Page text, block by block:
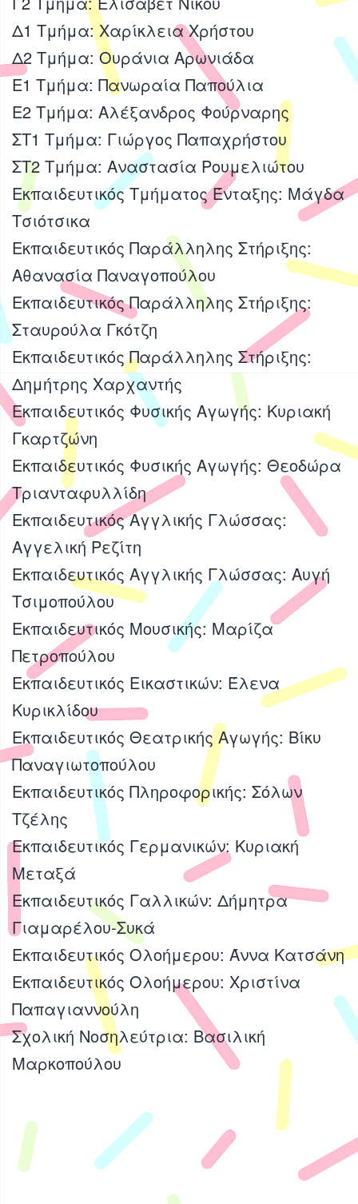
Δ1 Τμήμα: Χαρίκλεια Χρήστου
Δ2 Τμήμα: Ουράνια Αρωνιάδα
Ε1 Τμήμα: Πανωραία Παπούλια
Ε2 Τμήμα: Αλέξανδρος Φούρναρης
ΣΤ1 Τμήμα: Γιώργος Παπαχρήστου
ΣΤ2 Τμήμα: Αναστασία Ρουμελιώτου
Εκπαιδευτικός Τμήματος Ένταξης: Μάγδα
Τσιότσικα
Εκπαιδευτικός Παράλληλης Στήριξης:
Αθανασία Παναγοπούλου
Εκπαιδευτικός Παράλληλης Στήριξης:
Σταυρούλα Γκότζη
Εκπαιδευτικός Παράλληλης Στήριξης:
Δημήτρης Χαρχαντής
Εκπαιδευτικός Φυσικής Αγωγής: Κυριακή
Γκαρτζώνη
Εκπαιδευτικός Φυσικής Αγωγής: Θεοδώρα
Τριανταφυλλίδη
Εκπαιδευτικός Αγγλικής Γλώσσας:
Αγγελική Ρεζίτη
Εκπαιδευτικός Αγγλικής Γλώσσας: Αυγή
Τσιμοπούλου
Εκπαιδευτικός Μουσικής: Μαρίζα
Πετροπούλου
Εκπαιδευτικός Εικαστικών: Έλενα
Κυρικλίδου
Εκπαιδευτικός Θεατρικής Αγωγής: Βίκυ
Παναγιωτοπούλου
Εκπαιδευτικός Πληροφορικής: Σόλων
Τζέλης
Εκπαιδευτικός Γερμανικών: Κυριακή
Μεταξά
Εκπαιδευτικός Γαλλικών: Δήμητρα
Γιαμαρέλου-Συκά
Εκπαιδευτικός Ολοήμερου: Άννα Κατσάνη
Εκπαιδευτικός Ολοήμερου: Χριστίνα
Παπαγιαννούλη
Σχολική Νοσηλεύτρια: Βασιλική
Μαρκοπούλου